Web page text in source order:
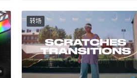
转场